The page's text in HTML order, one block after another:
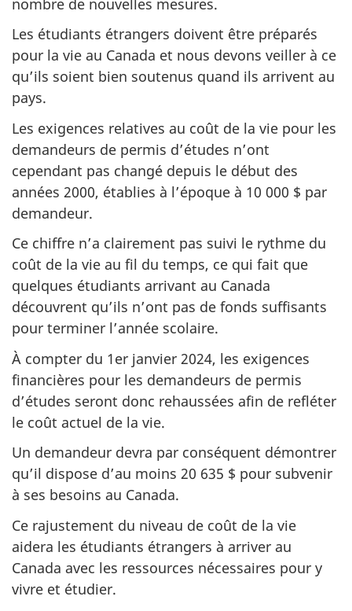
Les étudiants étrangers doivent être préparés
pour la vie au Canada et nous devons veiller à ce
qu’ils soient bien soutenus quand ils arrivent au
pays.
Les exigences relatives au coût de la vie pour les
demandeurs de permis d’études n’ont
cependant pas changé depuis le début des
années 2000, établies à l’époque à 10 000 $ par
demandeur.
Ce chiffre n’a clairement pas suivi le rythme du
coût de la vie au fil du temps, ce qui fait que
quelques étudiants arrivant au Canada
découvrent qu’ils n’ont pas de fonds suffisants
pour terminer l’année scolaire.
À compter du 1er janvier 2024, les exigences
financières pour les demandeurs de permis
d’études seront donc rehaussées afin de refléter
le coût actuel de la vie.
Un demandeur devra par conséquent démontrer
qu’il dispose d’au moins 20 635 $ pour subvenir
à ses besoins au Canada.
Ce rajustement du niveau de coût de la vie
aidera les étudiants étrangers à arriver au
Canada avec les ressources nécessaires pour y
vivre et étudier.